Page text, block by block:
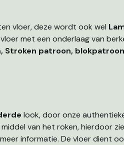
vloer, deze wordt ook wel
met een onderlaag van
Stroken patroon, blokpatroon
look, door onze
van het roken, hierdoor
informatie. De vloer dient